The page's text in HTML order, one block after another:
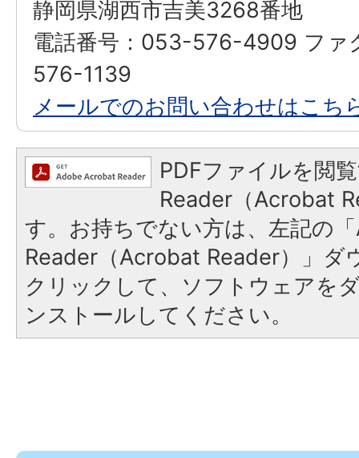
静岡県湖西市吉美3268番地
電話番号：053-576-4909 ファ
576-1139
メールでのお問い合わせはこち
PDFファイルを閲
Reader（Acrobat
す。お持ちでない方は、左記の
Reader（Acrobat Reader）」ダ
クリックして、ソフトウェアを
ンストールしてください。